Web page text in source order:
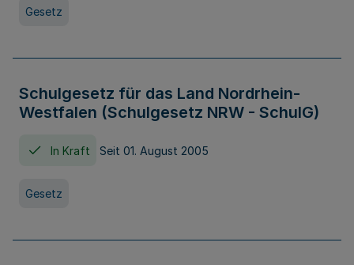
Gesetz
Schulgesetz für das Land Nordrhein-
Westfalen (Schulgesetz NRW - SchulG)
In Kraft Seit 01. August 2005
Gesetz